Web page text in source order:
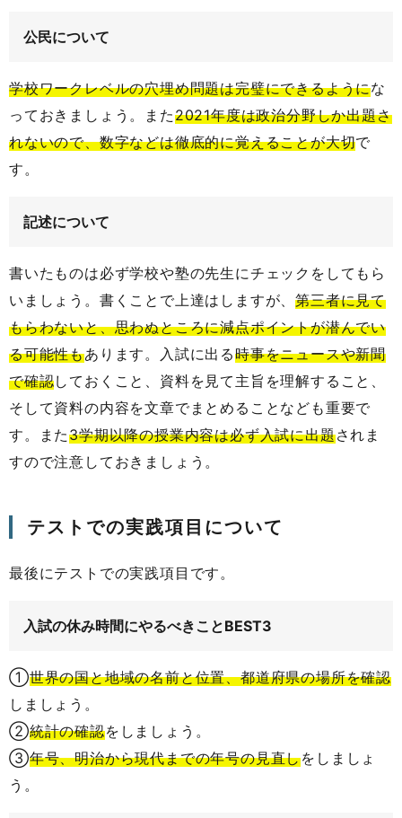
公民について
学校ワークレベルの穴埋め問題は完璧にできるようにな
っておきましょう。また2021年度は政治分野しか出題さ
れないので、数字などは徹底的に覚えることが大切で
す。
記述について
書いたものは必ず学校や塾の先生にチェックをしてもら
いましょう。書くことで上達はしますが、第三者に見て
もらわないと、思わぬところに減点ポイントが潜んでい
る可能性もあります。入試に出る時事をニュースや新聞
で確認しておくこと、資料を見て主旨を理解すること、
そして資料の内容を文章でまとめることなども重要で
す。また3学期以降の授業内容は必ず入試に出題されま
すので注意しておきましょう。
テストでの実践項目について
最後にテストでの実践項目です。
入試の休み時間にやるべきことBEST3
①世界の国と地域の名前と位置、都道府県の場所を確認
しましょう。
②統計の確認をしましょう。
③年号、明治から現代までの年号の見直しをしましょ
う。